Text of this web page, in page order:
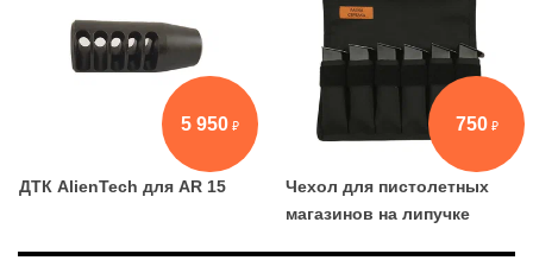
5 950
ДТК AlienTech для AR 15
750
Чехол для пистолетных
магазинов на липучке